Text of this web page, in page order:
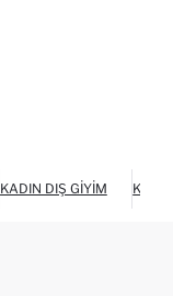
KADIN DIŞ GIYIM